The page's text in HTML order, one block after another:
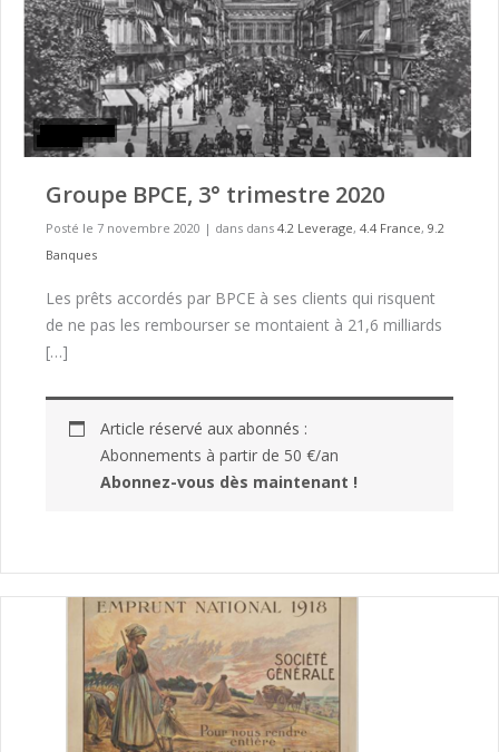
Groupe BPCE, 3° trimestre 2020
Posté le 7 novembre 2020 | dans dans 4.2 Leverage, 4.4 France, 9.2
Banques
Les prêts accordés par BPCE à ses clients qui risquent
de ne pas les rembourser se montaient à 21,6 milliards
[…]
Article réservé aux abonnés :
Abonnements à partir de 50 €/an
Abonnez-vous dès maintenant !